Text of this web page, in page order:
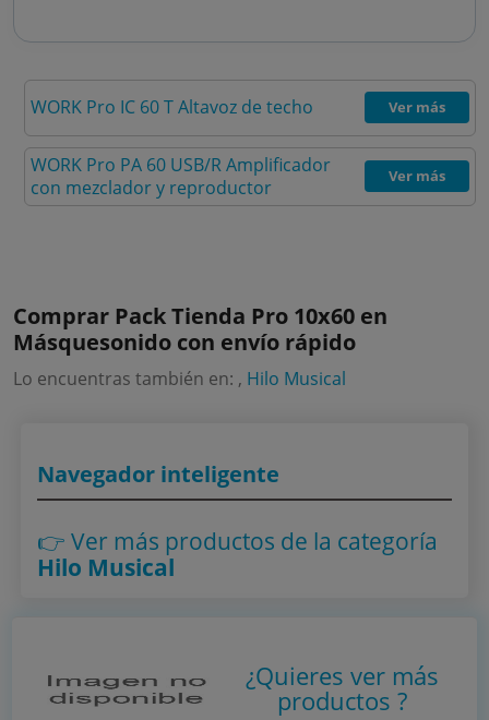
WORK Pro IC 60 T Altavoz de techo Ver más
WORK Pro PA 60 USB/R Amplificador
con mezclador y reproductor
Ver más
Comprar Pack Tienda Pro 10x60 en
Másquesonido con envío rápido
Lo encuentras también en: , Hilo Musical
Navegador inteligente
👉 Ver más productos de la categoría
Hilo Musical
¿Quieres ver más
productos?